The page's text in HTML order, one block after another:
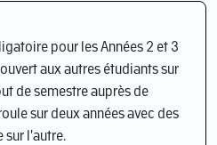
pour les Années 2 et 3
aux autres étudiants sur
de semestre auprès de
sur deux années avec des
sur l'autre.